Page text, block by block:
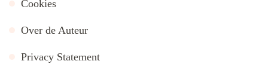
Cookies
Over de Auteur
Privacy Statement